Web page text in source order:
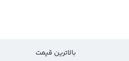
بالاترین قیمت